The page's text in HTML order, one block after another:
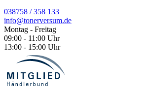
038758 / 358 133
info@tonerversum.de
Montag - Freitag
09:00 - 11:00 Uhr
13:00 - 15:00 Uhr